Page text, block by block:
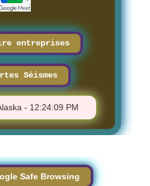
entreprises
Séismes
- 12:24:09 PM
Safe Browsing